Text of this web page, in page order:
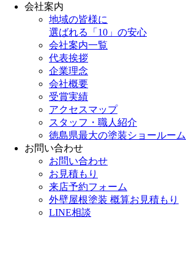
会社案内
地域の皆様に
選ばれる「10」の安心
会社案内一覧
代表挨拶
企業理念
会社概要
受賞実績
アクセスマップ
スタッフ・職人紹介
徳島県最大の塗装ショールーム
お問い合わせ
お問い合わせ
お見積もり
来店予約フォーム
外壁屋根塗装 概算お見積もり
LINE相談